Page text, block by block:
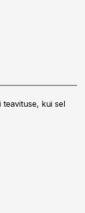
teavituse, kui sel